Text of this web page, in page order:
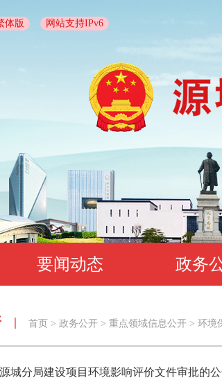
体版 网站支持IPv6
要闻动态 政务
| 首页 > 政务公开 > 重点领域信息公开 > 环境
城分局建设项目环境影响评价文件审批的